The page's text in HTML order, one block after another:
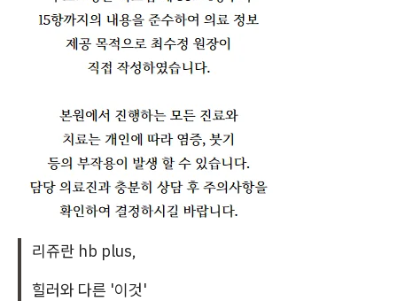
리쥬란 hb plus,
힐러와 다른 '이것'